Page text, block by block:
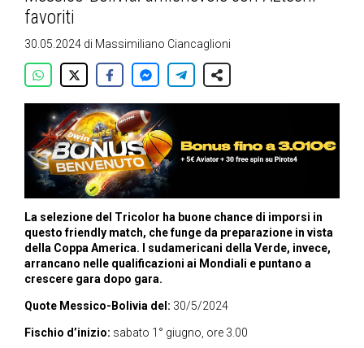
favoriti
30.05.2024 di Massimiliano Ciancaglioni
La selezione del Tricolor ha buone chance di imporsi in
questo friendly match, che funge da preparazione in vista
della Coppa America. I sudamericani della Verde, invece,
arrancano nelle qualificazioni ai Mondiali e puntano a
crescere gara dopo gara.
Quote Messico-Bolivia del: 30/5/2024
Fischio d’inizio: sabato 1° giugno, ore 3.00